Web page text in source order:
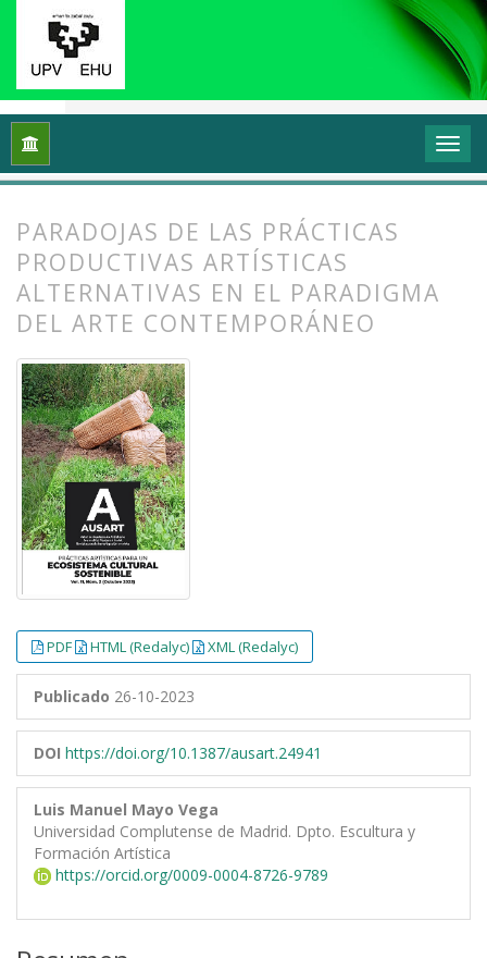
Inicio Vol. 11 Núm. 2 (2023): Prácticas artísticas
PARADOJAS DE LAS PRÁCTICAS
PRODUCTIVAS ARTÍSTICAS
ALTERNATIVAS EN EL PARADIGMA
DEL ARTE CONTEMPORÁNEO
PDF HTML (Redalyc) XML (Redalyc)
Publicado 26-10-2023
DOI https://doi.org/10.1387/ausart.24941
Luis Manuel Mayo Vega
Universidad Complutense de Madrid. Dpto. Escultura y
Formación Artística
https://orcid.org/0009-0004-8726-9789